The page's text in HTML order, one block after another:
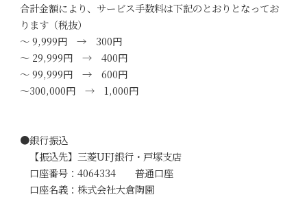
合計金額により、サービス手数料は下記のとおりとなってお
ります（税抜）
～ 9,999円 → 300円
～ 29,999円 → 400円
～ 99,999円 → 600円
～300,000円 → 1,000円
●銀行振込
【振込先】三菱UFJ銀行・戸塚支店
口座番号：4064334 普通口座
口座名義：株式会社大倉陶園